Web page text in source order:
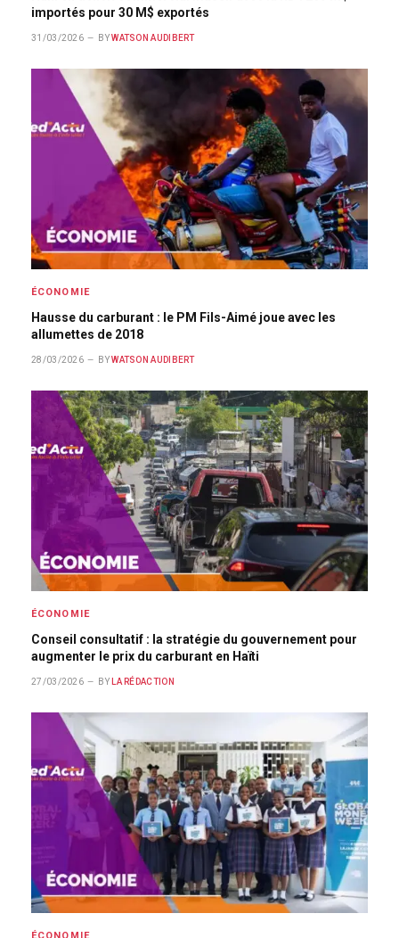
importés pour 30 M$ exportés
31/03/2026 BY WATSON AUDIBERT
ÉCONOMIE
Hausse du carburant : le PM Fils-Aimé joue avec les
allumettes de 2018
28/03/2026 BY WATSON AUDIBERT
ÉCONOMIE
Conseil consultatif : la stratégie du gouvernement pour
augmenter le prix du carburant en Haïti
27/03/2026 BY LA RÉDACTION
ÉCONOMIE